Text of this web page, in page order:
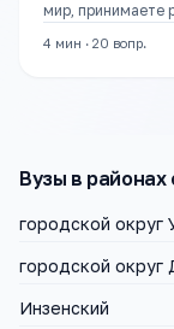
мир, принимаете
4 мин · 20 вопр.
Вузы в районах
городской округ
городской округ
Инзенский